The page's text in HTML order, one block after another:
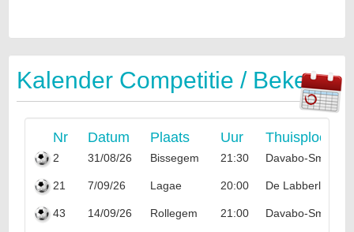
Kalender Competitie / Beker
Nr Datum Plaats Uur Thuisploeg
2 31/08/26 Bissegem 21:30 Davabo-Smooth
21 7/09/26 Lagae 20:00 De Labberleute
43 14/09/26 Rollegem 21:00 Davabo-Smooth